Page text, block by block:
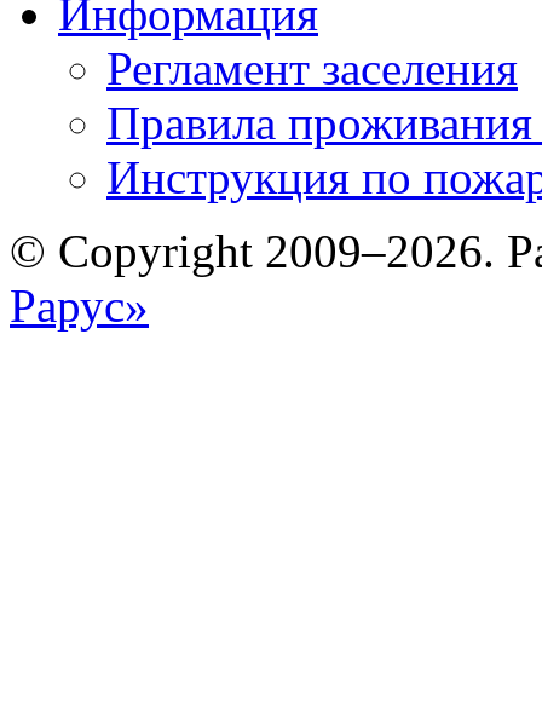
Информация
Регламент заселения
Правила
Инструкция по
© Copyright 2009–2026.
Рарус»